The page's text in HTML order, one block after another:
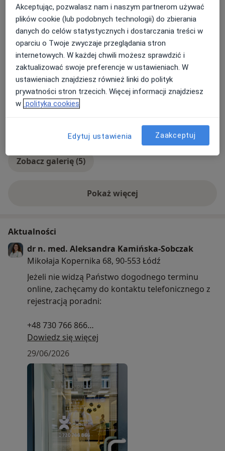
Dzieci
Rodzaje konsultacji
StacjonarneZobacz lokalizacje (1)
Zdjęcia i filmy
Zobacz galerię (5)
Pokaż więcejo doświadczeniu
Aktualności
dr n. med. Aleksandra Kamińska-Sobczak
Mikołaja Kopernika 68, 90-553 Łódź
Jeżeli nie widzą Państwo dogodnego terminu
online, zachęcamy do kontaktu telefonicznego z
rejestracją poradni:
+48 730 766 866
Dojazd do Milczarek Medical można sprawdzić w
Google Maps. Lokalizacja została ustawiona tak,
aby prowadzić bezpośrednio pod wejście do
poradni:
https://share.google/fVAuEYEfe1g18uFf5
Dowiedz się więcej
29/06/2026
Akceptując, pozwalasz nam i naszym partnerom używać
plików cookie (lub podobnych technologii) do zbierania
danych do celów statystycznych i dostarczania treści w
oparciu o Twoje zwyczaje przeglądania stron
internetowych. W każdej chwili możesz sprawdzić i
zaktualizować swoje preferencje w ustawieniach. W
ustawieniach znajdziesz również linki do polityk
prywatności stron trzecich. Więcej informacji znajdziesz
w polityka cookies
Edytuj ustawienia Zaakceptuj